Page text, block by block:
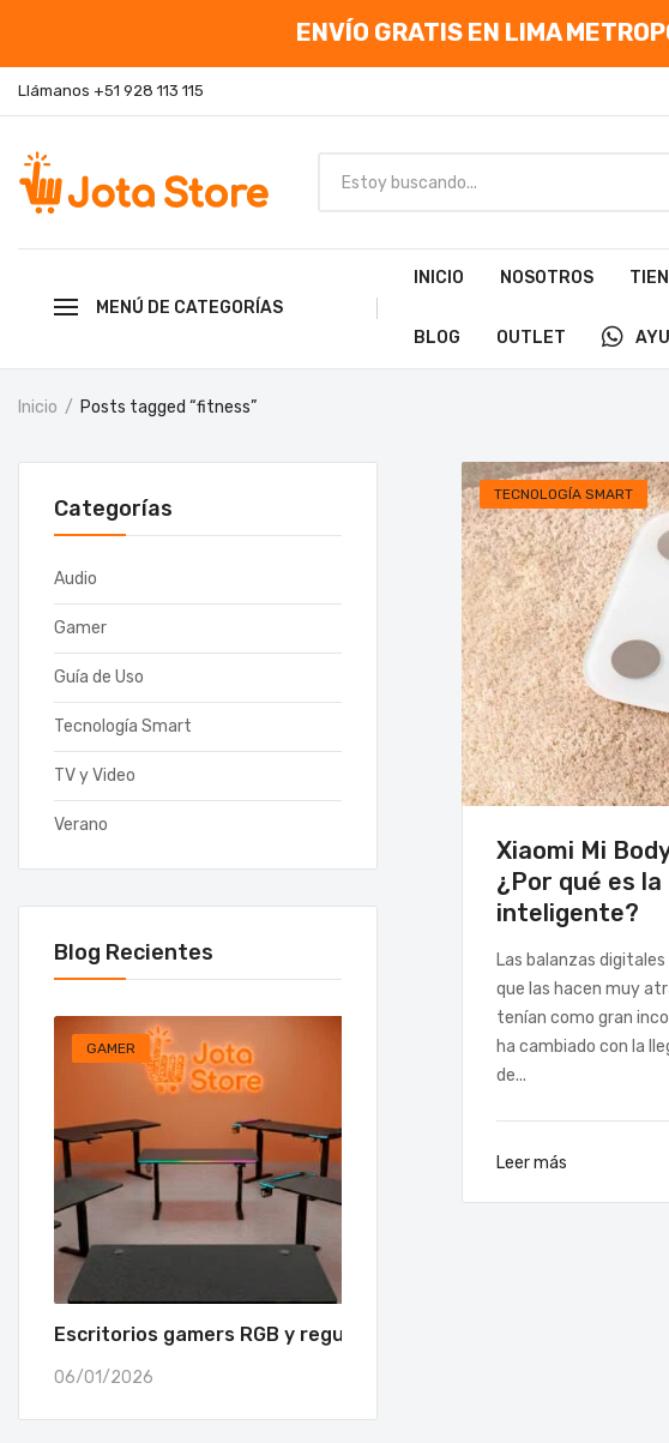
ENVÍO GRATIS EN LIMA
Llámanos +51 928 113 115
MENÚ DE CATEGORÍAS
INICIO NOSOTROS
BLOG OUTLET
Inicio Posts tagged “fitness”
TECNOLOGÍA SMART
Xiaomi Mi
¿Por qué es
inteligente?
Las balanzas
que las hacen muy
tenían como gran
ha cambiado con la
de...
Leer más
Categorías
Audio
Gamer
Guía de Uso
Tecnología Smart
TV y Video
Verano
Blog Recientes
GAMER
Escritorios gamers RGB y regulables para tu Setup
06/01/2026
VERANO